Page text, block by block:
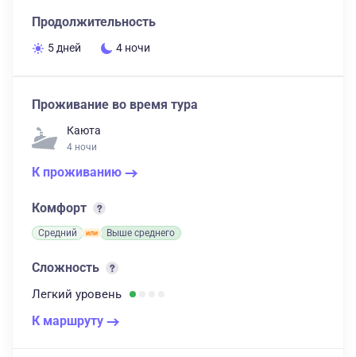
Продолжительность
5 дней 4 ночи
Проживание во время тура
Каюта
4 ночи
К проживанию
Комфорт
Средний Выше среднего
Сложность
Легкий уровень
К маршруту